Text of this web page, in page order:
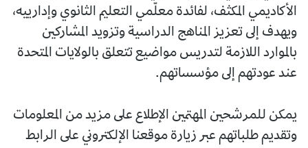
الأكاديمي المكثف، لفائدة معلّمي التعليم الثانوي وإدارييه،
ويهدف إلى تعزيز المناهج الدراسية وتزويد المشاركين
بالموارد اللازمة لتدريس مواضيع تتعلق بالولايات المتحدة
عند عودتهم إلى مؤسساتهم.
يمكن للمرشحين المهتمين الإطلاع على مزيد من المعلومات
وتقديم طلباتهم عبر زيارة موقعنا الإلكتروني على الرابط